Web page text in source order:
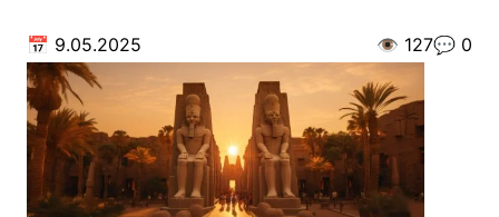
📅 9.05.2025 👁️ 127💬 0